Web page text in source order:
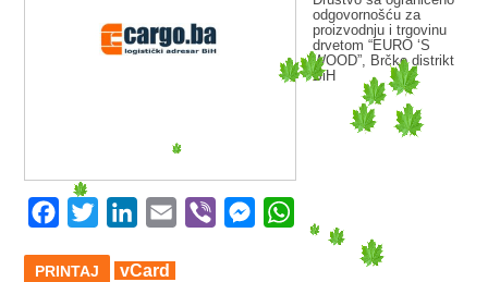
odgovornošću za
proizvodnju i trgovinu
drvetom “EURO ‘S
WOOD”, Brčko distrikt
BiH
Facebook
Twitter LinkedIn
Email Viber Messenger
PRINTAJ vCard